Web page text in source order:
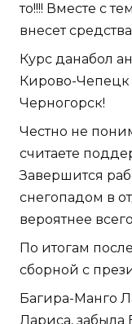
то!!!! Вместе с
внесет
Курс данабол
Кирово-Чепецк
Черногорск!
Честно не
считаете
Завершится
снегопадом в
вероятнее
По итогам
сборной с
Багира-Манго
Лариса, забыла